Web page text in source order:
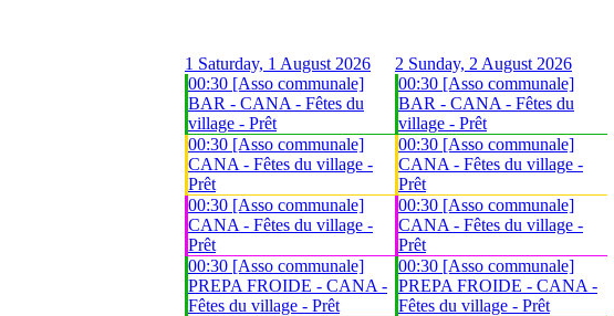
1 Saturday, 1 August 2026
00:30 [Asso communale]
BAR - CANA - Fêtes du
village - Prêt
00:30 [Asso communale]
CANA - Fêtes du village -
Prêt
00:30 [Asso communale]
CANA - Fêtes du village -
Prêt
00:30 [Asso communale]
PREPA FROIDE - CANA -
Fêtes du village - Prêt
2 Sunday, 2 August 2026
00:30 [Asso communale]
BAR - CANA - Fêtes du
village - Prêt
00:30 [Asso communale]
CANA - Fêtes du village -
Prêt
00:30 [Asso communale]
CANA - Fêtes du village -
Prêt
00:30 [Asso communale]
PREPA FROIDE - CANA -
Fêtes du village - Prêt